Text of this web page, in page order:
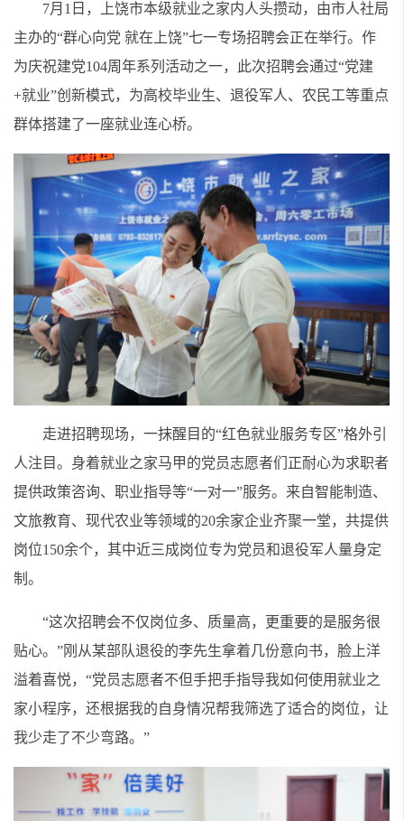
7月1日，上饶市本级就业之家内人头攒动，由市人社局
主办的“群心向党 就在上饶”七一专场招聘会正在举行。作
为庆祝建党104周年系列活动之一，此次招聘会通过“党建
+就业”创新模式，为高校毕业生、退役军人、农民工等重点
群体搭建了一座就业连心桥。
走进招聘现场，一抹醒目的“红色就业服务专区”格外引
人注目。身着就业之家马甲的党员志愿者们正耐心为求职者
提供政策咨询、职业指导等“一对一”服务。来自智能制造、
文旅教育、现代农业等领域的20余家企业齐聚一堂，共提供
岗位150余个，其中近三成岗位专为党员和退役军人量身定
制。
“这次招聘会不仅岗位多、质量高，更重要的是服务很
贴心。”刚从某部队退役的李先生拿着几份意向书，脸上洋
溢着喜悦，“党员志愿者不但手把手指导我如何使用就业之
家小程序，还根据我的自身情况帮我筛选了适合的岗位，让
我少走了不少弯路。”